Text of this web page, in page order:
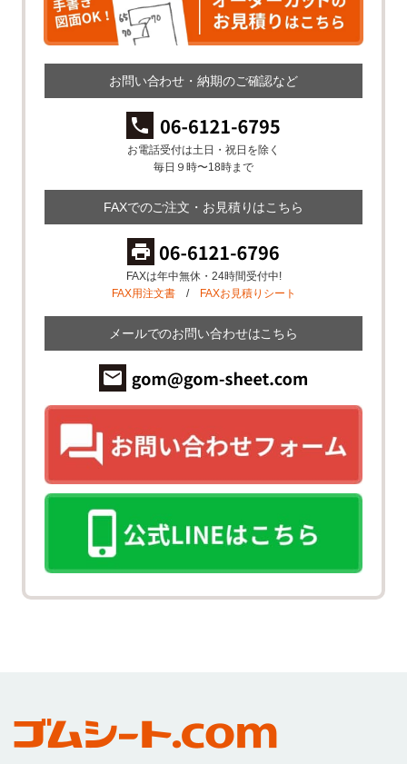
お問い合わせ・納期のご確認など
お電話受付は土日・祝日を除く
毎日９時〜18時まで
FAXでのご注文・お見積りはこちら
FAXは年中無休・24時間受付中!
FAX用注文書/ FAXお見積りシート
メールでのお問い合わせはこちら